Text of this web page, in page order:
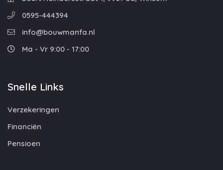
0595-444394
info@bouwmanfa.nl
Ma - Vr 9:00 - 17:00
Snelle Links
Verzekeringen
Financiën
Pensioen